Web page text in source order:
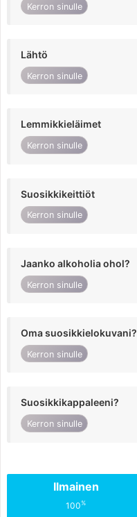
Kerron sinulle
Lähtö
Kerron sinulle
Lemmikkieläimet
Kerron sinulle
Suosikkikeittiöt
Kerron sinulle
Jaanko alkoholia ohol?
Kerron sinulle
Oma suosikkielokuvani?
Kerron sinulle
Suosikkikappaleeni?
Kerron sinulle
Ilmainen
100%